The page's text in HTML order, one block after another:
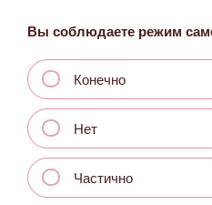
Вы соблюдаете режим
Конечно
Нет
Частично